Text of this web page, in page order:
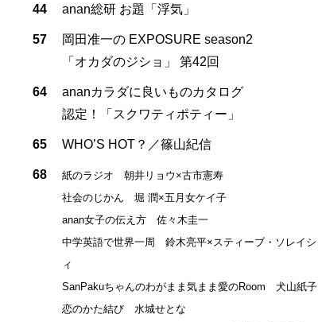
44 anan総研 お題「浮気」
57
岡田准一の EXPOSURE season2
「オカダのジショ」 第42回
64
ananカラダに良いものカタログ
認定！「スクワティポティー」
65 WHO’S HOT？／篠山紀信
68
紙のラジオ 朝井リョウ×古市憲寿
社会のじかん 堀 潤×五月女ケイ子
anan女子の伝え方 佐々木圭一
中学英語で世界一周 鈴木亮平×スティーブ・ソレイシ
ィ
SanPakuちゃんのわがまま気まま愛のRoom 犬山紙子
恋のかた結び 水城せとな